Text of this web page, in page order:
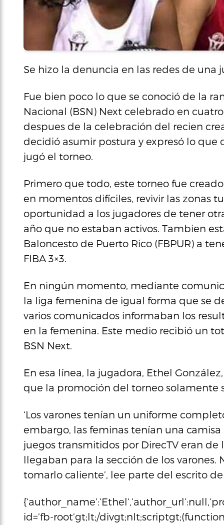
Se hizo la denuncia en las redes de una
Fue bien poco lo que se conoció de la
Nacional (BSN) Next celebrado en
despues de la celebración del recien
decidió asumir postura y expresó lo que
jugó el torneo.
Primero que todo, este torneo fue
en momentos difíciles, revivir las zonas
oportunidad a los jugadores de tener
año que no estaban activos. Tambien
Baloncesto de Puerto Rico (FBPUR) a
FIBA 3×3.
En ningún momento, mediante
la liga femenina de igual forma que se
varios comunicados informaban los
en la femenina. Este medio recibió un
BSN Next.
En esa línea, la jugadora, Ethel
que la promoción del torneo solamente
‘Los varones tenían un uniforme
embargo, las feminas tenían una
juegos transmitidos por DirecTV eran
llegaban para la sección de los varones.
tomarlo caliente’, lee parte del escrito
id=’fb-root’gt;lt;/